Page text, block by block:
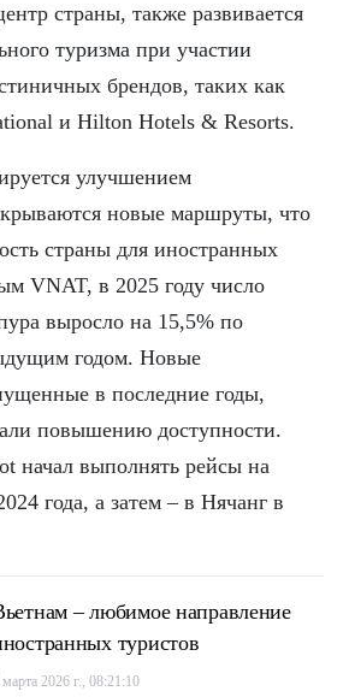
страны, также развивается
туризма при участии
брендов, таких как
и Hilton Hotels & Resorts.
улучшением
новые маршруты, что
страны для иностранных
VNAT, в 2025 году число
выросло на 15,5% по
годом. Новые
в последние годы,
повышению доступности.
начал выполнять рейсы на
года, а затем – в Нячанг в
– любимое направление
туристов
2026 г., 08:21:10